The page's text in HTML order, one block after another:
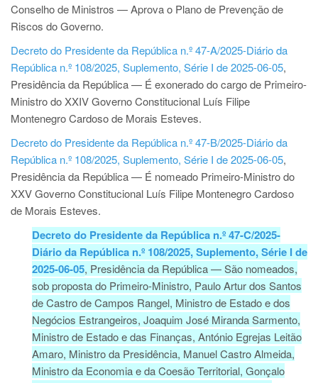
Conselho de Ministros — Aprova o Plano de Prevenção de
Riscos do Governo.
Decreto do Presidente da República n.º 47-A/2025-Diário da
República n.º 108/2025, Suplemento, Série I de 2025-06-05,
Presidência da República — É exonerado do cargo de Primeiro-
Ministro do XXIV Governo Constitucional Luís Filipe
Montenegro Cardoso de Morais Esteves.
Decreto do Presidente da República n.º 47-B/2025-Diário da
República n.º 108/2025, Suplemento, Série I de 2025-06-05,
Presidência da República — É nomeado Primeiro-Ministro do
XXV Governo Constitucional Luís Filipe Montenegro Cardoso
de Morais Esteves.
Decreto do Presidente da República n.º 47-C/2025-
Diário da República n.º 108/2025, Suplemento, Série I de
2025-06-05, Presidência da República — São nomeados,
sob proposta do Primeiro-Ministro, Paulo Artur dos Santos
de Castro de Campos Rangel, Ministro de Estado e dos
Negócios Estrangeiros, Joaquim José Miranda Sarmento,
Ministro de Estado e das Finanças, António Egrejas Leitão
Amaro, Ministro da Presidência, Manuel Castro Almeida,
Ministro da Economia e da Coesão Territorial, Gonçalo